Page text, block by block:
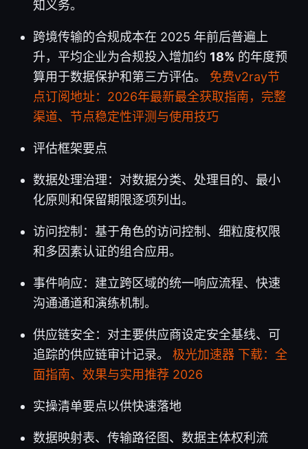
知义务。
跨境传输的合规成本在 2025 年前后普遍上
升，平均企业为合规投入增加约 18% 的年度预
算用于数据保护和第三方评估。 免费v2ray节
点订阅地址：2026年最新最全获取指南，完整
渠道、节点稳定性评测与使用技巧
评估框架要点
数据处理治理：对数据分类、处理目的、最小
化原则和保留期限逐项列出。
访问控制：基于角色的访问控制、细粒度权限
和多因素认证的组合应用。
事件响应：建立跨区域的统一响应流程、快速
沟通通道和演练机制。
供应链安全：对主要供应商设定安全基线、可
追踪的供应链审计记录。 极光加速器 下载：全
面指南、效果与实用推荐 2026
实操清单要点以供快速落地
数据映射表、传输路径图、数据主体权利流